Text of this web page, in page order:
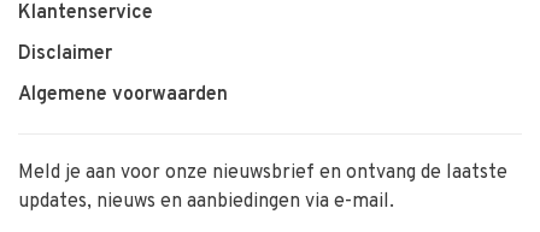
Klantenservice
Disclaimer
Algemene voorwaarden
Meld je aan voor onze nieuwsbrief en ontvang de laatste
updates, nieuws en aanbiedingen via e-mail.